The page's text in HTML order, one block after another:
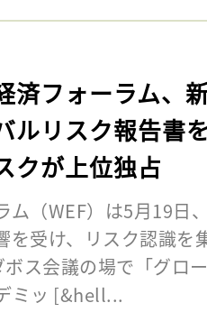
済フォーラム、
ルリスク報告書
クが上位独占
（WEF）は5月19日
を受け、リスク認識を
ス会議の場で「グロ
ミッ [&hell...